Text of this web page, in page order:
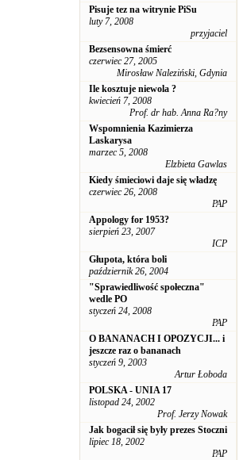
Pisuje tez na witrynie PiSu
luty 7, 2008
przyjaciel
Bezsensowna śmierć
czerwiec 27, 2005
Mirosław Naleziński, Gdynia
Ile kosztuje niewola ?
kwiecień 7, 2008
Prof. dr hab. Anna Ra?ny
Wspomnienia Kazimierza
Laskarysa
marzec 5, 2008
Elzbieta Gawlas
Kiedy śmieciowi daje się władzę
czerwiec 26, 2008
PAP
Appology for 1953?
sierpień 23, 2007
ICP
Głupota, która boli
październik 26, 2004
"Sprawiedliwość społeczna"
wedle PO
styczeń 24, 2008
PAP
O BANANACH I OPOZYCJI... i
jeszcze raz o bananach
styczeń 9, 2003
Artur Łoboda
POLSKA - UNIA 17
listopad 24, 2002
Prof. Jerzy Nowak
Jak bogacił się były prezes Stoczni
lipiec 18, 2002
PAP